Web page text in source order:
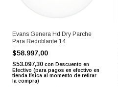
Evans Genera Hd Dry Parche
Para Redoblante 14
$58.997,00
$53.097,30 con Descuento en
Efectivo (para pagos en efectivo en
tienda física al momento de retirar
la compra)